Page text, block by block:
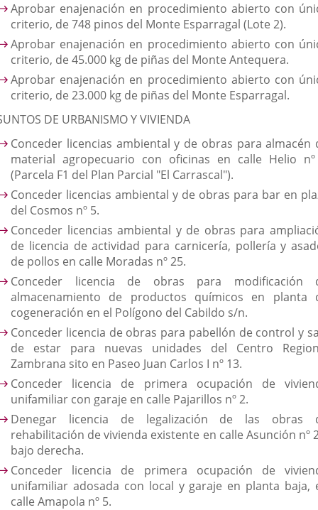
Aprobar enajenación en procedimiento abierto con
criterio, de 748 pinos del Monte Esparragal (Lote 2).
Aprobar enajenación en procedimiento abierto con
criterio, de 45.000 kg de piñas del Monte Antequera.
Aprobar enajenación en procedimiento abierto con
criterio, de 23.000 kg de piñas del Monte Esparragal.
DE URBANISMO Y VIVIENDA
Conceder licencias ambiental y de obras para almacén
material agropecuario con oficinas en calle Helio
(Parcela F1 del Plan Parcial "El Carrascal").
Conceder licencias ambiental y de obras para bar en
del Cosmos nº 5.
Conceder licencias ambiental y de obras para
de licencia de actividad para carnicería, pollería y
de pollos en calle Moradas nº 25.
Conceder licencia de obras para modificación
almacenamiento de productos químicos en planta
cogeneración en el Polígono del Cabildo s/n.
Conceder licencia de obras para pabellón de control y
de estar para nuevas unidades del Centro
Zambrana sito en Paseo Juan Carlos I nº 13.
Conceder licencia de primera ocupación de
unifamiliar con garaje en calle Pajarillos nº 2.
Denegar licencia de legalización de las obras
rehabilitación de vivienda existente en calle Asunción nº
bajo derecha.
Conceder licencia de primera ocupación de
unifamiliar adosada con local y garaje en planta baja,
calle Amapola nº 5.